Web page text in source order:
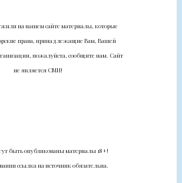
на нашем сайте материалы, которые
права, принадлежащие Вам, Вашей
пожалуйста, сообщите нам. Сайт
не является СМИ!
быть опубликованы материалы 18+!
ссылка на источник обязательна.